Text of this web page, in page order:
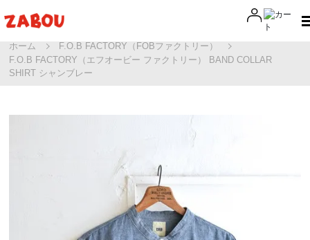
ホーム
F.O.B FACTORY（FOBファクトリー）
F.O.B FACTORY（エフオービー ファクトリー） BAND COLLAR
SHIRT シャンブレー